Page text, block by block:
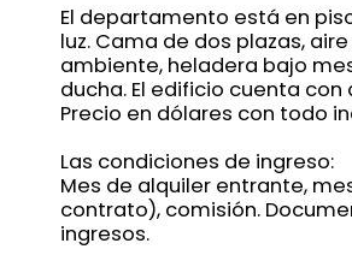
El departamento está en
luz. Cama de dos plazas,
ambiente, heladera bajo
ducha. El edificio cuenta
Precio en dólares con todo
Las condiciones de ingreso:
Mes de alquiler entrante,
contrato), comisión.
ingresos.